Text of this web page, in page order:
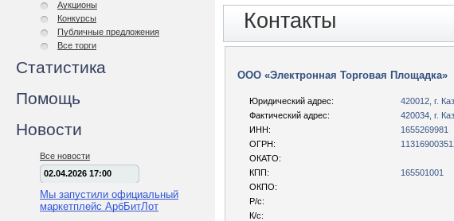
Аукционы
Конкурсы
Публичные предложения
Все торги
Статистика
Помощь
Новости
Все новости
02.04.2026 17:00
Мы запустили официальный
маркетплейс АрбБитЛот
Контакты
ООО «Электронная Торговая Площадка»
Юридический адрес: 420012, г.
Фактический адрес:
420034, г.
ИНН:
1655269981
ОГРН:
ОКАТО:
КПП:
165501001
ОКПО:
Р/с:
К/с: